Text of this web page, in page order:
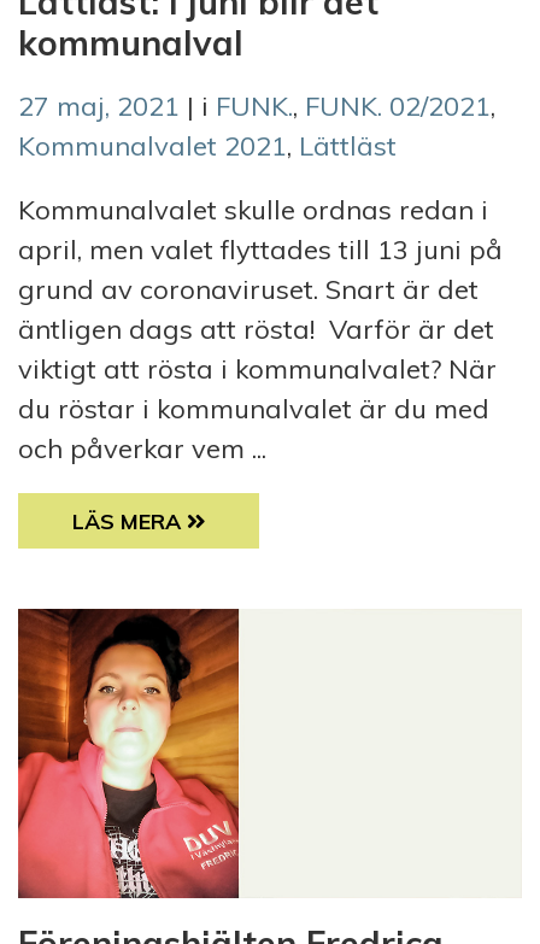
kommunalval
27 maj, 2021 | i FUNK., FUNK. 02/2021,
Kommunalvalet 2021, Lättläst
Kommunalvalet skulle ordnas redan i
april, men valet flyttades till 13 juni på
grund av coronaviruset. Snart är det
äntligen dags att rösta! Varför är det
viktigt att rösta i kommunalvalet? När
du röstar i kommunalvalet är du med
och påverkar vem ...
LÄTTLÄST: I JUNI BLIR DET KOMMUNALVAL
LÄS MERA